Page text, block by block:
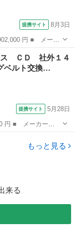
提携サイト 8月3日
ク ■ グレード
ハンドルシーター
ス ＣＤ 社外１４
ベルト交換…
提携サイト 5月28日
： Ｌ キーレ
ト交換済み ベン
もっと見る
来る